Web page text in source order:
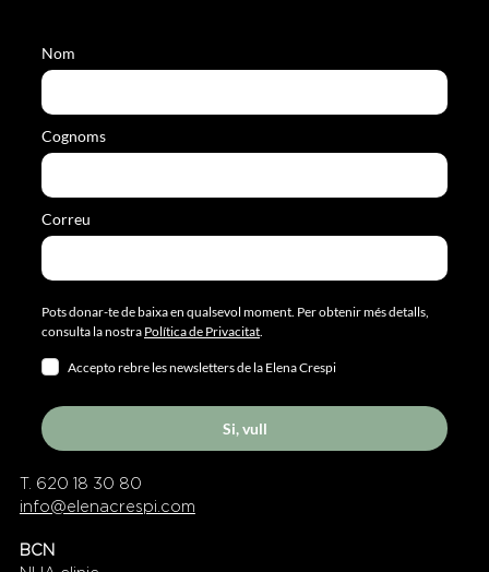
Nom
Cognoms
Correu
Pots donar-te de baixa en qualsevol moment. Per obtenir més detalls,
consulta la nostra Política de Privacitat.
Accepto rebre les newsletters de la Elena Crespi
Si, vull
T. 620 18 30 80
info@elenacrespi.com
BCN